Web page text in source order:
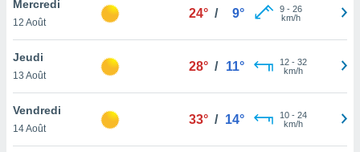
le
ainsi
un
la
du
Mercredi
12 Août
24° / 9° 9- 26
km/h
Jeudi
13 Août
28° / 11° 12- 32
km/h
Vendredi
14 Août
33° / 14° 10- 24
km/h